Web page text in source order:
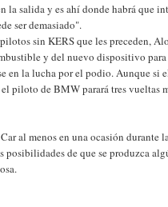
la salida y es ahí donde habrá que
ser demasiado".
sin KERS que les preceden,
y del nuevo dispositivo
en la lucha por el podio. Aunque
piloto de BMW parará tres vueltas
al menos en una ocasión durante
de que se produzca